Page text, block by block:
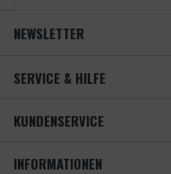
NEWSLETTER
SERVICE & HILFE
KUNDENSERVICE
INFORMATIONEN